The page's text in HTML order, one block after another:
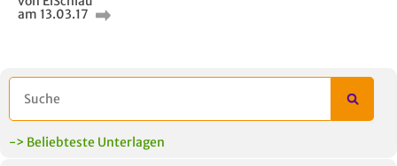
am 13.03.17
-> Beliebteste Unterlagen